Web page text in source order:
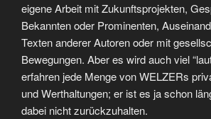
eigene Arbeit mit Zukunftsprojekten,
Bekannten oder Prominenten,
Texten anderer Autoren oder mit
Bewegungen. Aber es wird auch viel
erfahren jede Menge von WELZERs
und Werthaltungen; er ist es ja schon
dabei nicht zurückzuhalten.